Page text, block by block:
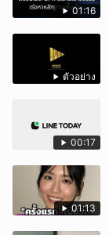
01:16
ตัวอย่าง
00:17
01:13